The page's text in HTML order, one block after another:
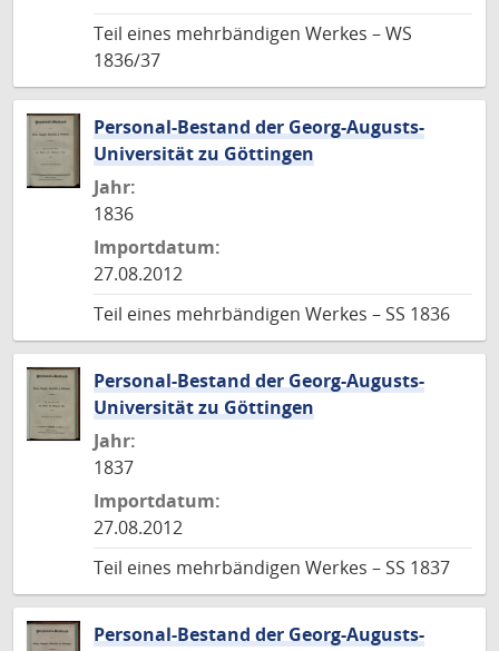
Teil eines mehrbändigen Werkes – WS
1836/37
Personal-Bestand der Georg-Augusts-
Universität zu Göttingen
Jahr:
1836
Importdatum:
27.08.2012
Teil eines mehrbändigen Werkes – SS 1836
Personal-Bestand der Georg-Augusts-
Universität zu Göttingen
Jahr:
1837
Importdatum:
27.08.2012
Teil eines mehrbändigen Werkes – SS 1837
Personal-Bestand der Georg-Augusts-